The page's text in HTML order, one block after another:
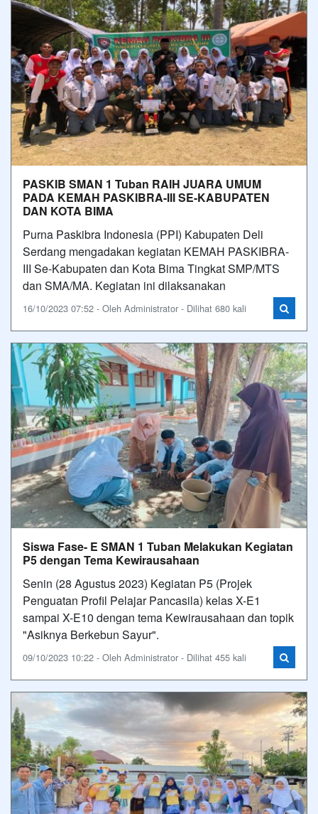
PASKIB SMAN 1 Tuban RAIH JUARA UMUM
PADA KEMAH PASKIBRA-III SE-KABUPATEN
DAN KOTA BIMA
Purna Paskibra Indonesia (PPI) Kabupaten Deli
Serdang mengadakan kegiatan KEMAH PASKIBRA-
III Se-Kabupaten dan Kota Bima Tingkat SMP/MTS
dan SMA/MA. Kegiatan ini dilaksanakan
16/10/2023 07:52 - Oleh Administrator - Dilihat 680 kali
Siswa Fase- E SMAN 1 Tuban Melakukan Kegiatan
P5 dengan Tema Kewirausahaan
Senin (28 Agustus 2023) Kegiatan P5 (Projek
Penguatan Profil Pelajar Pancasila) kelas X-E1
sampai X-E10 dengan tema Kewirausahaan dan topik
"Asiknya Berkebun Sayur".
09/10/2023 10:22 - Oleh Administrator - Dilihat 455 kali